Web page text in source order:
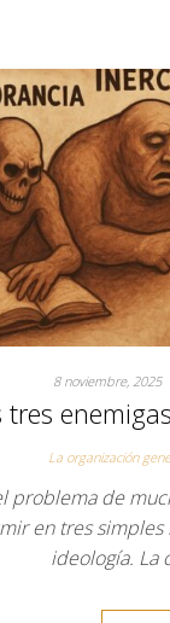
8 noviembre, 2025
tres
La organización
problema de
en tres simples
ideología. La